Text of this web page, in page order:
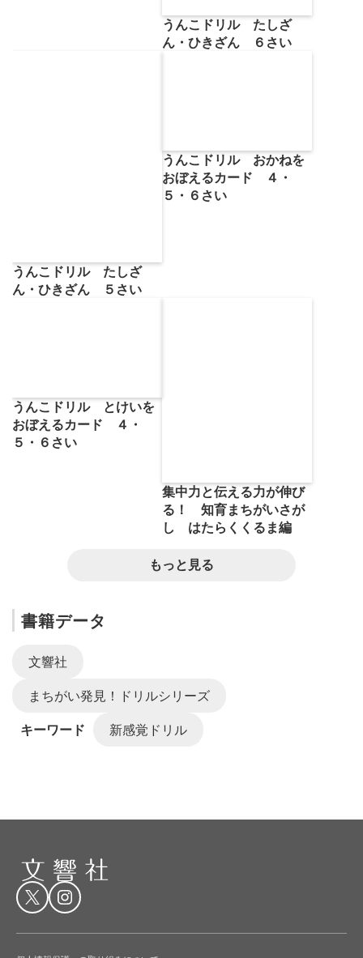
うんこドリル たしざ
ん・ひきざん ６さい
うんこドリル たしざ
ん・ひきざん ５さい
うんこドリル おかねを
おぼえるカード ４・
５・６さい
うんこドリル とけいを
おぼえるカード ４・
５・６さい
集中力と伝える力が伸び
る！ 知育まちがいさが
し はたらくくるま編
もっと見る
書籍データ
文響社
まちがい発見！ドリルシリーズ
キーワード 新感覚ドリル